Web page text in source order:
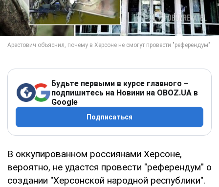
Будьте первыми в курсе главного –
подпишитесь на Новини на OBOZ.UA в
Google
Подписаться
В оккупированном россиянами Херсоне,
вероятно, не удастся провести "референдум" о
создании "Херсонской народной республики".